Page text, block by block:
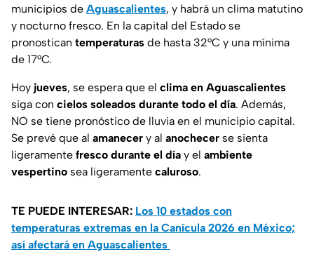
municipios de Aguascalientes, y habrá un clima matutino
y nocturno fresco. En la capital del Estado se
pronostican temperaturas de hasta 32°C y una mínima
de 17°C.
Hoy jueves, se espera que el clima en Aguascalientes
siga con cielos soleados durante todo el día. Además,
NO se tiene pronóstico de lluvia en el municipio capital.
Se prevé que al amanecer y al anochecer se sienta
ligeramente fresco durante el día y el ambiente
vespertino sea ligeramente caluroso.
TE PUEDE INTERESAR: Los 10 estados con
temperaturas extremas en la Canícula 2026 en México;
así afectará en Aguascalientes